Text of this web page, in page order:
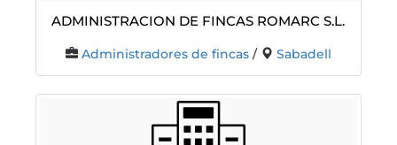
Administracion De Fincas Romarc S.L.
Administradores de fincas/ Sabadell